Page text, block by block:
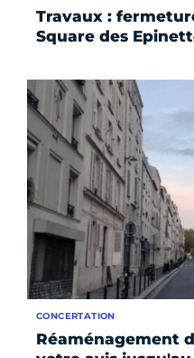
Travaux :
Square des
Réaménagement
CONCERTATION